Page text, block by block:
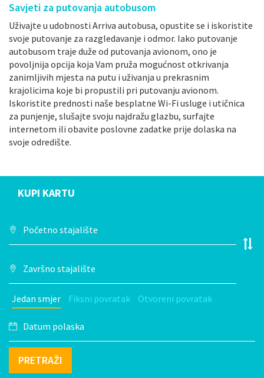
Savjeti za putovanja autobusom
Uživajte u udobnosti Arriva autobusa, opustite se i iskoristite
svoje putovanje za razgledavanje i odmor. Iako putovanje
autobusom traje duže od putovanja avionom, ono je
povoljnija opcija koja Vam pruža mogućnost otkrivanja
zanimljivih mjesta na putu i uživanja u prekrasnim
krajolicima koje bi propustili pri putovanju avionom.
Iskoristite prednosti naše besplatne Wi-Fi usluge i utičnica
za punjenje, slušajte svoju najdražu glazbu, surfajte
internetom ili obavite poslovne zadatke prije dolaska na
svoje odredište.
KUPI KARTU
Jedan smjer Fiksni povratak Otvoreni povratak
PRETRAŽI